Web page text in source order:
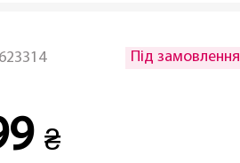
623314 Під замовлення
₴